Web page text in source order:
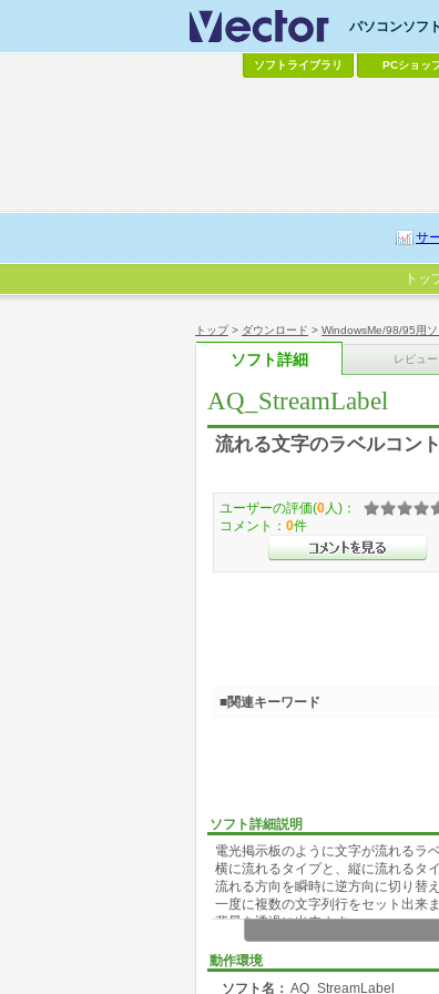
トップ> ダウンロード > WindowsMe/98/95用ソ
ソフト詳細 レビュー
AQ_StreamLabel
流れる文字のラベルコン
ソフト詳細説明
電光掲示板のように文字が流れるラ
横に流れるタイプと、縦に流れるタ
流れる方向を瞬時に逆方向に切り替
一度に複数の文字列行をセット出来ま
背景を透過に出来ます。
流れない固定表示も出来、複数行の
RSSヘッドラインリーダー等に最適で
動作環境
ソフト名： AQ_StreamLabel
ユーザーの評価(0 人)：
コメント： 0件
■関連キーワード
パソコンソフ
ソフトライブラリ PCショッ
サ
トッ